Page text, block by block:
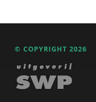
© COPYRIGHT 2026